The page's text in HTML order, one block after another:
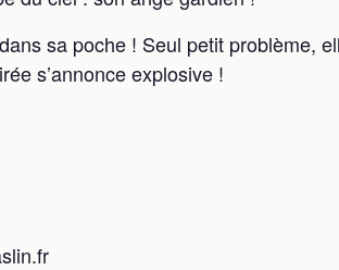
sa poche ! Seul petit problème,
s’annonce explosive !